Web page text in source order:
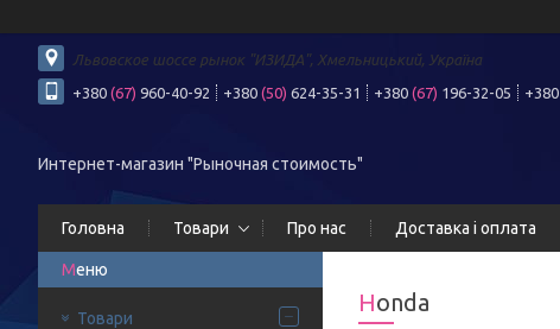
Львовское шоссе рынок "ИЗИДА", Хмельницький, Україна
+380 (67) 960-40-92 +380 (50) 624-35-31 +380 (67) 196-32-05 +380
Интернет-магазин "Рыночная стоимость"
Головна Товари Про нас Доставка і оплата
Товари
Honda